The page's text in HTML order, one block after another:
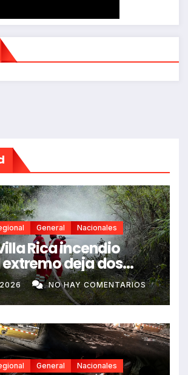
General Nacionales
Rica incendio
deja dos
y heridos
2026 NO HAY COMENTARIOS
General Nacionales